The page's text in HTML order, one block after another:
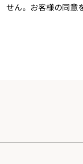
せん。お客様の同意